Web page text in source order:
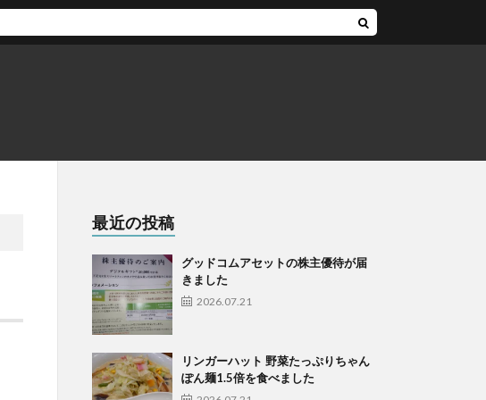
最近の投稿
グッドコムアセットの株主優待が届
きました
2026.07.21
リンガーハット 野菜たっぷりちゃん
ぽん麺1.5倍を食べました